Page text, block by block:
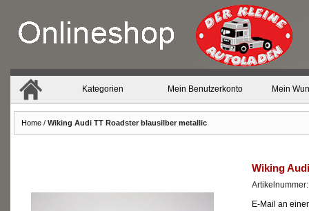
Kategorien Mein Benutzerkonto Mein
Home / Wiking Audi TT Roadster blausilber metallic
Wiking
E-Mail an